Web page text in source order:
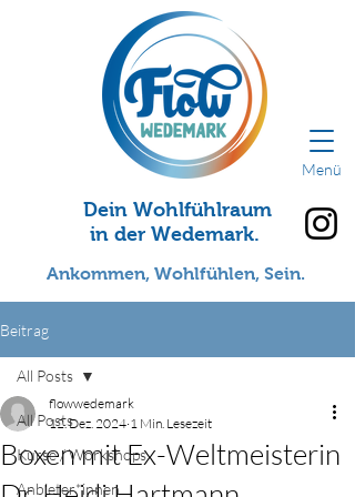
Ankommen, Wohlfühlen, Sein.
Dein Wohlfühlraum
in der Wedemark.
Menü
Beitrag
All Posts
Kurse / Workshops
Anbieter*innen
All Posts
Boxen mit Ex-Weltmeisterin
flowwedemark
12. Dez. 2024 1 Min. Lesezeit